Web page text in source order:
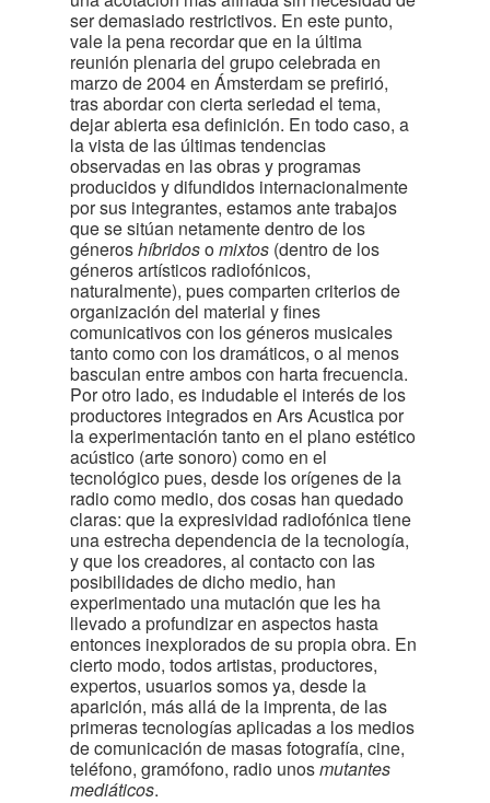
ser demasiado restrictivos. En este punto,
vale la pena recordar que en la última
reunión plenaria del grupo celebrada en
marzo de 2004 en Ámsterdam se prefirió,
tras abordar con cierta seriedad el tema,
dejar abierta esa definición. En todo caso, a
la vista de las últimas tendencias
observadas en las obras y programas
producidos y difundidos internacionalmente
por sus integrantes, estamos ante trabajos
que se sitúan netamente dentro de los
géneroshíbridosomixtos (dentro de los
géneros artísticos radiofónicos,
naturalmente), pues comparten criterios de
organización del material y fines
comunicativos con los géneros musicales
tanto como con los dramáticos, o al menos
basculan entre ambos con harta frecuencia.
Por otro lado, es indudable el interés de los
productores integrados en Ars Acustica por
la experimentación tanto en el plano estético
acústico (arte sonoro) como en el
tecnológico pues, desde los orígenes de la
radio como medio, dos cosas han quedado
claras: que la expresividad radiofónica tiene
una estrecha dependencia de la tecnología,
y que los creadores, al contacto con las
posibilidades de dicho medio, han
experimentado una mutación que les ha
llevado a profundizar en aspectos hasta
entonces inexplorados de su propia obra. En
cierto modo, todos artistas, productores,
expertos, usuarios somos ya, desde la
aparición, más allá de la imprenta, de las
primeras tecnologías aplicadas a los medios
de comunicación de masas fotografía, cine,
teléfono, gramófono, radio unosmutantes
mediáticos.